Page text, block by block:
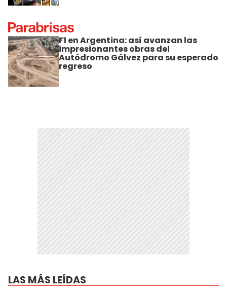
F1 en Argentina: así avanzan las
impresionantes obras del
Autódromo Gálvez para su esperado
regreso
LAS MÁS LEÍDAS